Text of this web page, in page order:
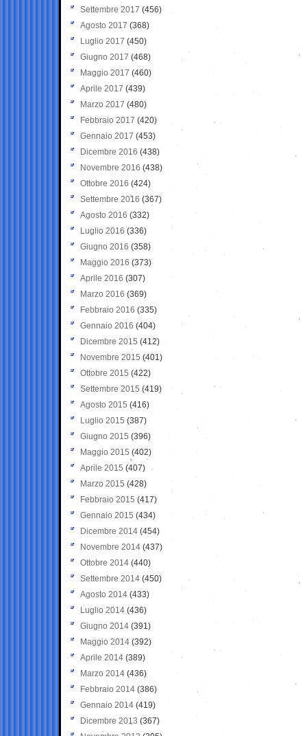
Settembre 2017 (456)
Agosto 2017 (368)
Luglio 2017 (450)
Giugno 2017 (468)
Maggio 2017 (460)
Aprile 2017 (439)
Marzo 2017 (480)
Febbraio 2017 (420)
Gennaio 2017 (453)
Dicembre 2016 (438)
Novembre 2016 (438)
Ottobre 2016 (424)
Settembre 2016 (367)
Agosto 2016 (332)
Luglio 2016 (336)
Giugno 2016 (358)
Maggio 2016 (373)
Aprile 2016 (307)
Marzo 2016 (369)
Febbraio 2016 (335)
Gennaio 2016 (404)
Dicembre 2015 (412)
Novembre 2015 (401)
Ottobre 2015 (422)
Settembre 2015 (419)
Agosto 2015 (416)
Luglio 2015 (387)
Giugno 2015 (396)
Maggio 2015 (402)
Aprile 2015 (407)
Marzo 2015 (428)
Febbraio 2015 (417)
Gennaio 2015 (434)
Dicembre 2014 (454)
Novembre 2014 (437)
Ottobre 2014 (440)
Settembre 2014 (450)
Agosto 2014 (433)
Luglio 2014 (436)
Giugno 2014 (391)
Maggio 2014 (392)
Aprile 2014 (389)
Marzo 2014 (436)
Febbraio 2014 (386)
Gennaio 2014 (419)
Dicembre 2013 (367)